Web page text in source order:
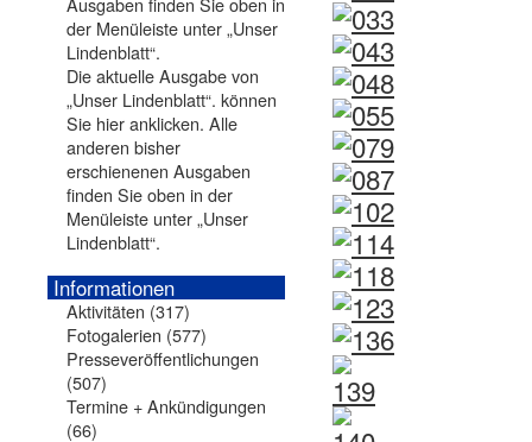
Die aktuelle Ausgabe von
„Unser Lindenblatt“. können
Sie hier anklicken. Alle
anderen bisher
erschienenen Ausgaben
finden Sie oben in der
Menüleiste unter „Unser
Lindenblatt“.
Informationen
Aktivitäten (317)
Fotogalerien (577)
Presseveröffentlichungen
(507)
Termine + Ankündigungen
(66)